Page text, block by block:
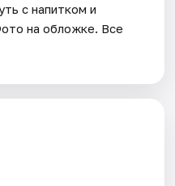
с напитком и
на обложке. Все